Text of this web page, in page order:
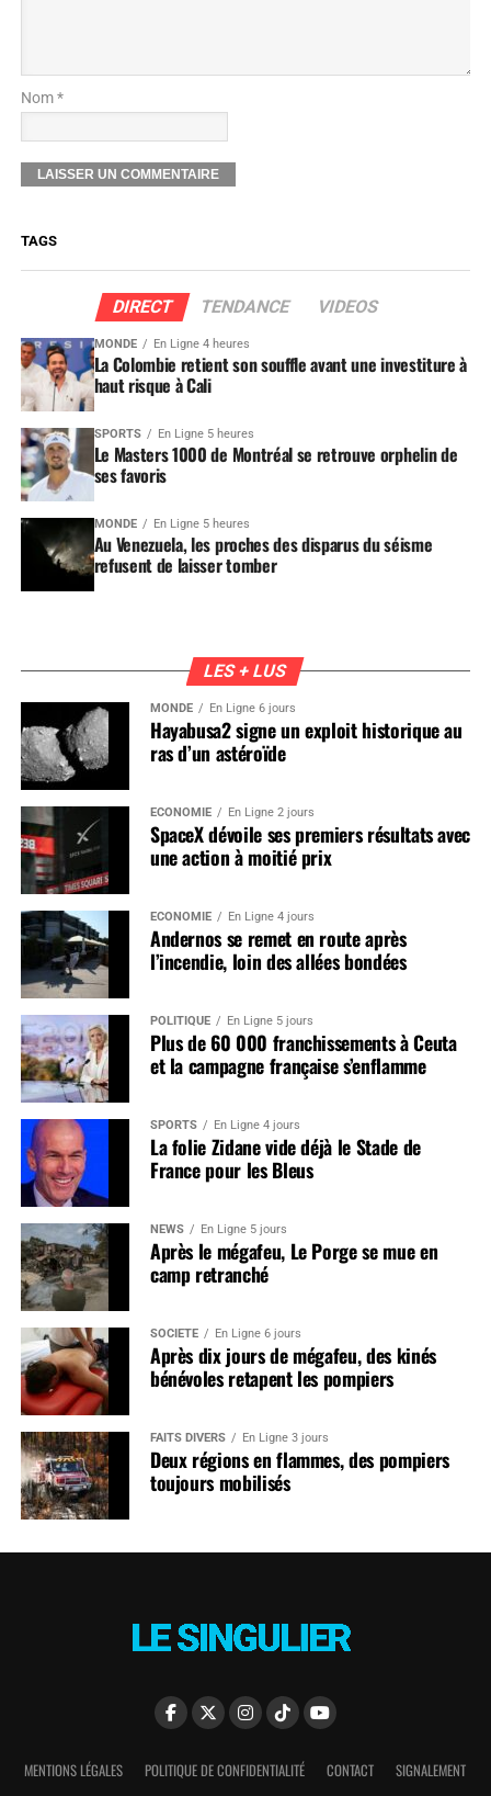
Nom *
TAGS
DIRECT TENDANCE VIDEOS
MONDE En Ligne 4 heures
La Colombie retient son souffle avant une investiture à
haut risque à Cali
SPORTS En Ligne 5 heures
Le Masters 1000 de Montréal se retrouve orphelin de
ses favoris
MONDE En Ligne 5 heures
Au Venezuela, les proches des disparus du séisme
refusent de laisser tomber
LES + LUS
MONDE En Ligne 6 jours
Hayabusa2 signe un exploit historique au
ras d’un astéroïde
ÉCONOMIE En Ligne 2 jours
SpaceX dévoile ses premiers résultats avec
une action à moitié prix
ÉCONOMIE En Ligne 4 jours
Andernos se remet en route après
l’incendie, loin des allées bondées
POLITIQUE En Ligne 5 jours
Plus de 60 000 franchissements à Ceuta
et la campagne française s’enflamme
SPORTS En Ligne 4 jours
La folie Zidane vide déjà le Stade de
France pour les Bleus
NEWS En Ligne 5 jours
Après le mégafeu, Le Porge se mue en
camp retranché
SOCIÉTÉ En Ligne 6 jours
Après dix jours de mégafeu, des kinés
bénévoles retapent les pompiers
FAITS DIVERS En Ligne 3 jours
Deux régions en flammes, des pompiers
toujours mobilisés
MENTIONS LÉGALES POLITIQUE DE CONFIDENTIALITÉ CONTACT SIGNALEMENT